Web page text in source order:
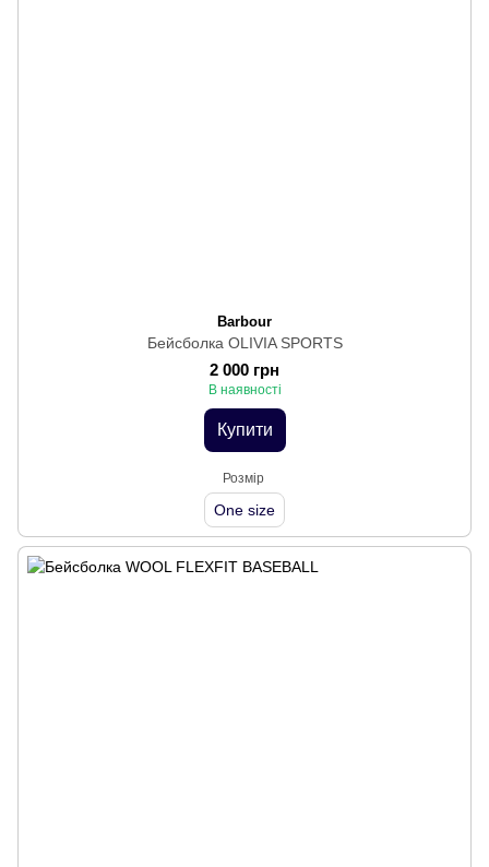
Barbour
Бейсболка OLIVIA SPORTS
2 000 грн
В наявності
Купити
Розмір
One size